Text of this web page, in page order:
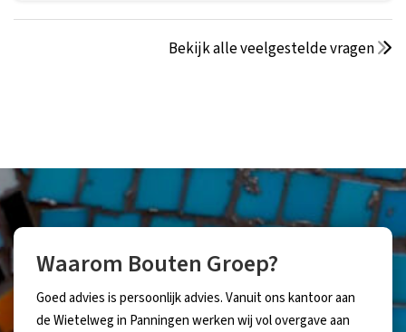
Bekijk alle veelgestelde vragen
Waarom Bouten Groep?
Goed advies is persoonlijk advies. Vanuit ons kantoor aan
de Wietelweg in Panningen werken wij vol overgave aan